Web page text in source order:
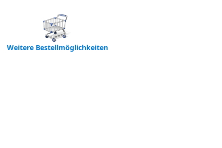
Weitere Bestellmöglichkeiten